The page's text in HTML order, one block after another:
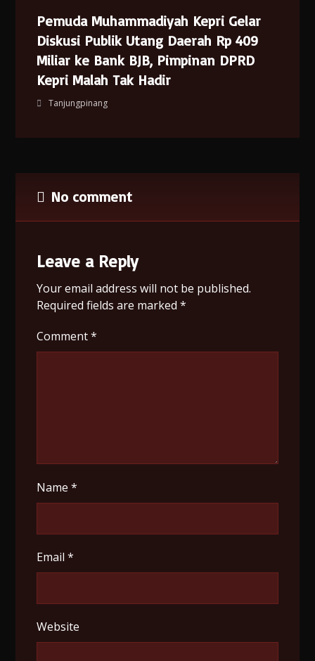
Pemuda Muhammadiyah Kepri Gelar
Diskusi Publik Utang Daerah Rp 409
Miliar ke Bank BJB, Pimpinan DPRD
Kepri Malah Tak Hadir
Tanjungpinang
No comment
Leave a Reply
Your email address will not be published.
Required fields are marked*
Comment*
Name*
Email*
Website